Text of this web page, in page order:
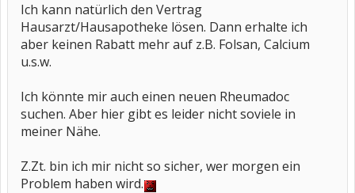
Ich kann natürlich den Vertrag
Hausarzt/Hausapotheke lösen. Dann erhalte ich
aber keinen Rabatt mehr auf z.B. Folsan, Calcium
u.s.w.
Ich könnte mir auch einen neuen Rheumadoc
suchen. Aber hier gibt es leider nicht soviele in
meiner Nähe.
Z.Zt. bin ich mir nicht so sicher, wer morgen ein
Problem haben wird.